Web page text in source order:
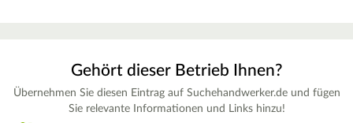
Gehört dieser Betrieb Ihnen?
Übernehmen Sie diesen Eintrag auf Suchehandwerker.de und fügen
Sie relevante Informationen und Links hinzu!